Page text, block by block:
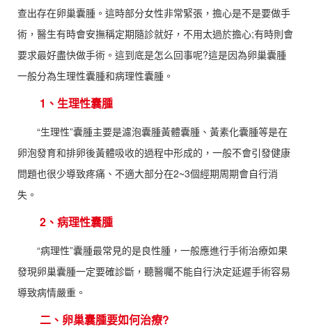
查出存在卵巢囊腫。這時部分女性非常緊張，擔心是不是要做手
術，醫生有時會安撫稱定期隨診就好，不用太過於擔心;有時則會
要求最好盡快做手術。這到底是怎么回事呢?這是因為卵巢囊腫
一般分為生理性囊腫和病理性囊腫。
1、生理性囊腫
“生理性”囊腫主要是濾泡囊腫黃體囊腫、黃素化囊腫等是在
卵泡發育和排卵後黃體吸收的過程中形成的，一般不會引發健康
問題也很少導致疼痛、不適大部分在2~3個經期周期會自行消
失。
2、病理性囊腫
“病理性”囊腫最常見的是良性腫，一般應進行手術治療如果
發現卵巢囊腫一定要確診斷，聽醫囑不能自行決定延遲手術容易
導致病情嚴重。
二、卵巢囊腫要如何治療?